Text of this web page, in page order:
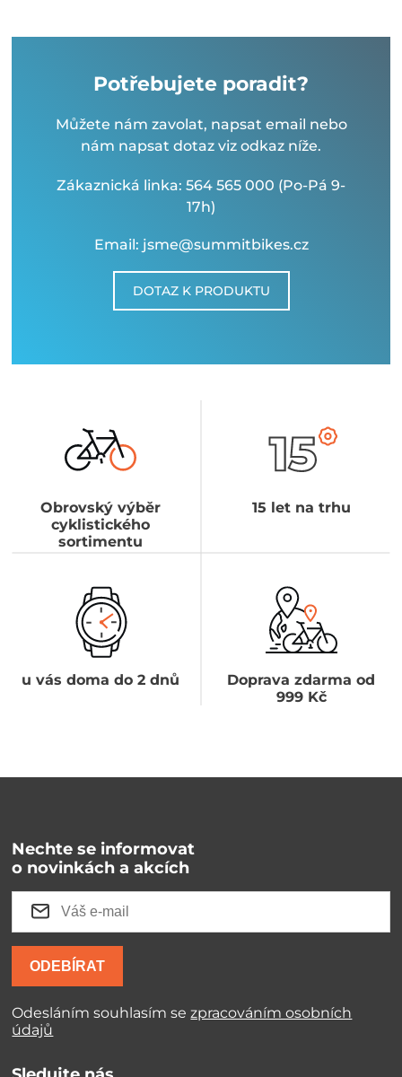
Potřebujete poradit?
Můžete nám zavolat, napsat email nebo
nám napsat dotaz viz odkaz níže.
Zákaznická linka: 564 565 000 (Po-Pá 9-
17h)
Email: jsme@summitbikes.cz
DOTAZ K PRODUKTU
Obrovský výběr
cyklistického
sortimentu
15 let na trhu
u vás doma do 2 dnů
Doprava zdarma od
999 Kč
Nechte se informovat
o novinkách a akcích
ODEBÍRAT
Odesláním souhlasím sezpracováním osobních
údajů